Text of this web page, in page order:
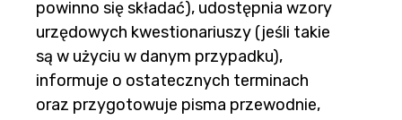
powinno się składać), udostępnia wzory
urzędowych kwestionariuszy (jeśli takie
są w użyciu w danym przypadku),
informuje o ostatecznych terminach
oraz przygotowuje pisma przewodnie,